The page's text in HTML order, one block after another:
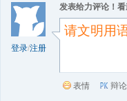
登录/注册
发表给力评论！看
表情 辩论